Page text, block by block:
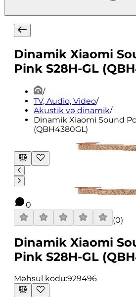
Dinamik Xiaomi
Pink S28H-GL
/
TV, Audio, Video/
Akustik və dinamik/
Dinamik Xiaomi Sound
(QBH4380GL)
0
(0)
Dinamik Xiaomi
Pink S28H-GL
Məhsul kodu:929496